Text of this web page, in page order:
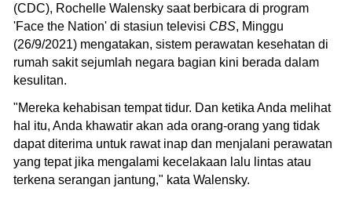
(CDC), Rochelle Walensky saat berbicara di program
'Face the Nation' di stasiun televisi CBS, Minggu
(26/9/2021) mengatakan, sistem perawatan kesehatan di
rumah sakit sejumlah negara bagian kini berada dalam
kesulitan.
"Mereka kehabisan tempat tidur. Dan ketika Anda melihat
hal itu, Anda khawatir akan ada orang-orang yang tidak
dapat diterima untuk rawat inap dan menjalani perawatan
yang tepat jika mengalami kecelakaan lalu lintas atau
terkena serangan jantung," kata Walensky.